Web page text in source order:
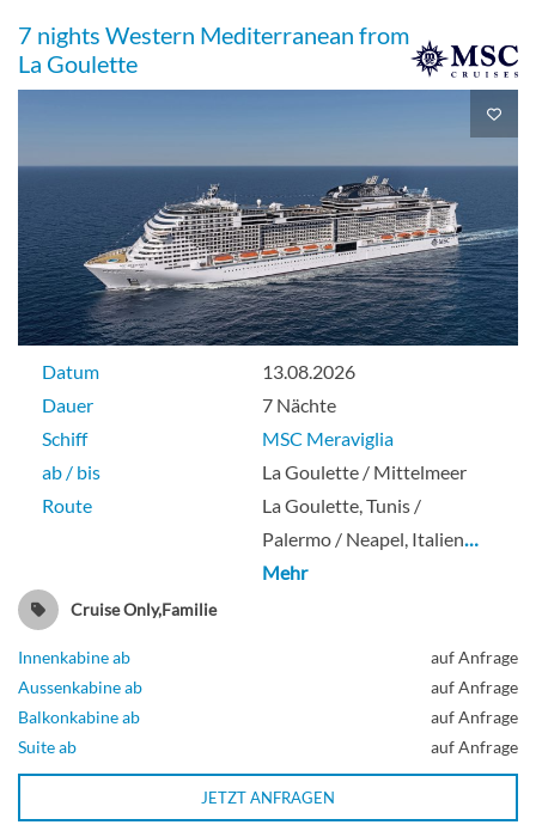
7 nights Western Mediterranean from
La Goulette
Datum
13.08.2026
Dauer
7 Nächte
Schiff
MSC Meraviglia
ab / bis
La Goulette / Mittelmeer
Route
La Goulette, Tunis /
Palermo / Neapel, Italien…
Mehr
Cruise Only,Familie
Innenkabine ab
auf Anfrage
Aussenkabine ab
auf Anfrage
Balkonkabine ab
auf Anfrage
Suite ab
auf Anfrage
JETZT ANFRAGEN